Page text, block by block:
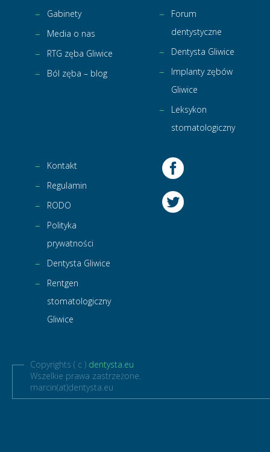
Gabinety
Media o nas
RTG zęba Gliwice
Ból zęba – blog
Forum
dentystyczne
Dentysta Gliwice
Implanty zębów
Gliwice
Leksykon
stomatologiczny
Kontakt
Regulamin
RODO
Polityka
prywatności
Dentysta Gliwice
Rentgen
stomatologiczny
Gliwice
Copyrights ( c ) dentysta.eu
Wszelkie prawa zastrzeżone.
marcin(at)dentysta.eu